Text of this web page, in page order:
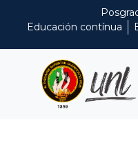
Educación contínua